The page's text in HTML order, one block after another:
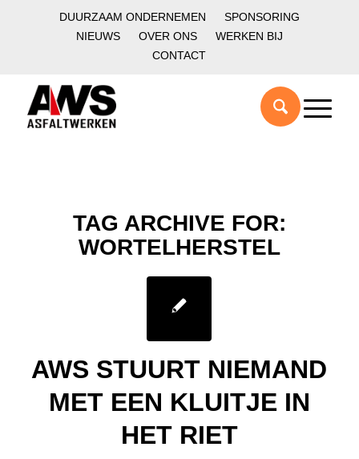
DUURZAAM ONDERNEMEN
SPONSORING
NIEUWS
OVER ONS
WERKEN BIJ
CONTACT
TAG ARCHIVE FOR:
WORTELHERSTEL
AWS STUURT NIEMAND
MET EEN KLUITJE IN
HET RIET